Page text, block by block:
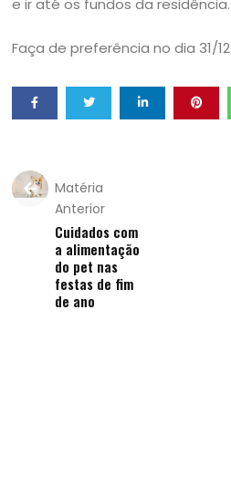
e ir até os fundos da residência.
Faça de preferência no dia 31/12
Matéria
Anterior
Cuidados com
a alimentação
do pet nas
festas de fim
de ano